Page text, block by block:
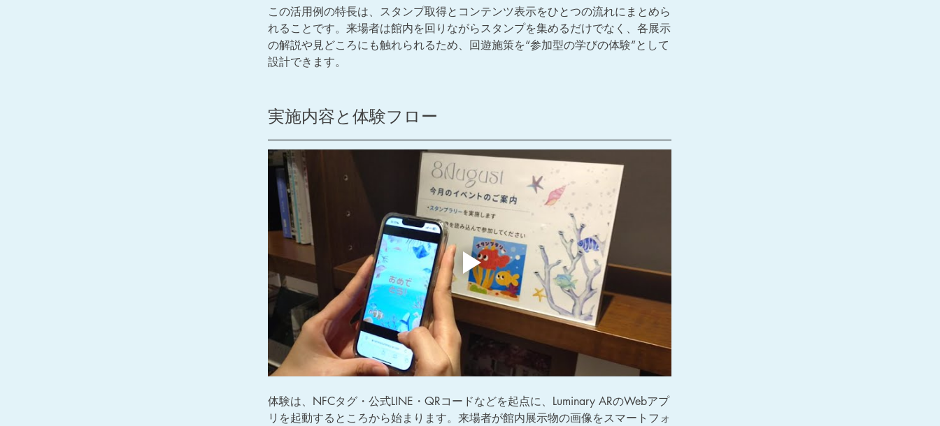
この活用例の特長は、スタンプ取得とコンテンツ表示をひとつの流れにまとめら
れることです。来場者は館内を回りながらスタンプを集めるだけでなく、各展示
の解説や見どころにも触れられるため、回遊施策を“参加型の学びの体験”として
設計できます。
実施内容と体験フロー
体験は、NFCタグ・公式LINE・QRコードなどを起点に、Luminary ARのWebアプ
リを起動するところから始まります。来場者が館内展示物の画像をスマートフォ